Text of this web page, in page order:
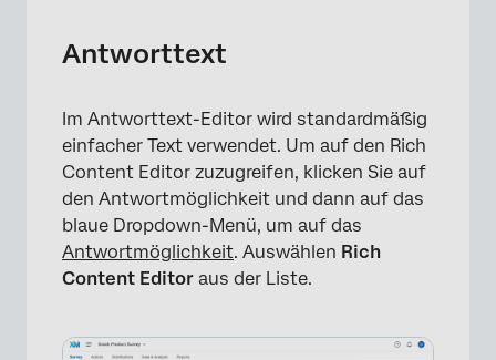
Antworttext
Im Antworttext-Editor wird standardmäßig
einfacher Text verwendet. Um auf den Rich
Content Editor zuzugreifen, klicken Sie auf
den Antwortmöglichkeit und dann auf das
blaue Dropdown-Menü, um auf das
Antwortmöglichkeit. Auswählen Rich
Content Editor aus der Liste.